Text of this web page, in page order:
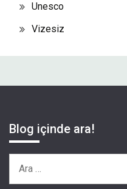
Unesco
Vizesiz
Blog içinde ara!